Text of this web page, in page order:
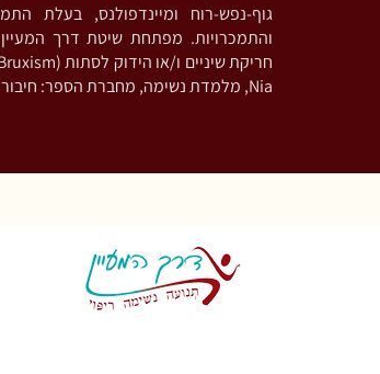
גוף-נפש-רוח ומיינדפולנס, בעלת
והתמכרויות. מפתחת שיטת דרך
Nia, מלמדת נשימה, מחברת הספר: חיבורים מרפאים / חוכמת מכונת הקפה